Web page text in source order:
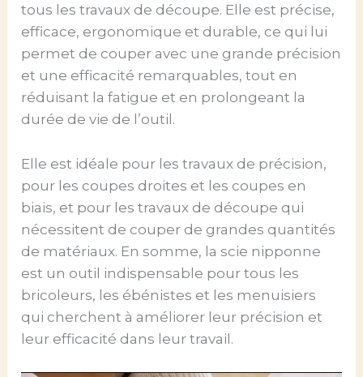
tous les travaux de découpe. Elle est précise,
efficace, ergonomique et durable, ce qui lui
permet de couper avec une grande précision
et une efficacité remarquables, tout en
réduisant la fatigue et en prolongeant la
durée de vie de l’outil.
Elle est idéale pour les travaux de précision,
pour les coupes droites et les coupes en
biais, et pour les travaux de découpe qui
nécessitent de couper de grandes quantités
de matériaux. En somme, la scie nipponne
est un outil indispensable pour tous les
bricoleurs, les ébénistes et les menuisiers
qui cherchent à améliorer leur précision et
leur efficacité dans leur travail.